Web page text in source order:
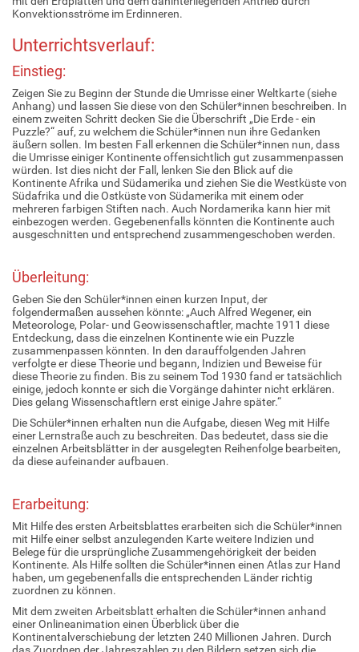
Konvektionsströme im Erdinneren.
Unterrichtsverlauf:
Einstieg:
Zeigen Sie zu Beginn der Stunde die Umrisse einer Weltkarte (siehe
Anhang) und lassen Sie diese von den Schüler*innen beschreiben. In
einem zweiten Schritt decken Sie die Überschrift „Die Erde - ein
Puzzle?“ auf, zu welchem die Schüler*innen nun ihre Gedanken
äußern sollen. Im besten Fall erkennen die Schüler*innen nun, dass
die Umrisse einiger Kontinente offensichtlich gut zusammenpassen
würden. Ist dies nicht der Fall, lenken Sie den Blick auf die
Kontinente Afrika und Südamerika und ziehen Sie die Westküste von
Südafrika und die Ostküste von Südamerika mit einem oder
mehreren farbigen Stiften nach. Auch Nordamerika kann hier mit
einbezogen werden. Gegebenenfalls könnten die Kontinente auch
ausgeschnitten und entsprechend zusammengeschoben werden.
Überleitung:
Geben Sie den Schüler*innen einen kurzen Input, der
folgendermaßen aussehen könnte: „Auch Alfred Wegener, ein
Meteorologe, Polar- und Geowissenschaftler, machte 1911 diese
Entdeckung, dass die einzelnen Kontinente wie ein Puzzle
zusammenpassen könnten. In den darauffolgenden Jahren
verfolgte er diese Theorie und begann, Indizien und Beweise für
diese Theorie zu finden. Bis zu seinem Tod 1930 fand er tatsächlich
einige, jedoch konnte er sich die Vorgänge dahinter nicht erklären.
Dies gelang Wissenschaftlern erst einige Jahre später.“
Die Schüler*innen erhalten nun die Aufgabe, diesen Weg mit Hilfe
einer Lernstraße auch zu beschreiten. Das bedeutet, dass sie die
einzelnen Arbeitsblätter in der ausgelegten Reihenfolge bearbeiten,
da diese aufeinander aufbauen.
Erarbeitung:
Mit Hilfe des ersten Arbeitsblattes erarbeiten sich die Schüler*innen
mit Hilfe einer selbst anzulegenden Karte weitere Indizien und
Belege für die ursprüngliche Zusammengehörigkeit der beiden
Kontinente. Als Hilfe sollten die Schüler*innen einen Atlas zur Hand
haben, um gegebenenfalls die entsprechenden Länder richtig
zuordnen zu können.
Mit dem zweiten Arbeitsblatt erhalten die Schüler*innen anhand
einer Onlineanimation einen Überblick über die
Kontinentalverschiebung der letzten 240 Millionen Jahren. Durch